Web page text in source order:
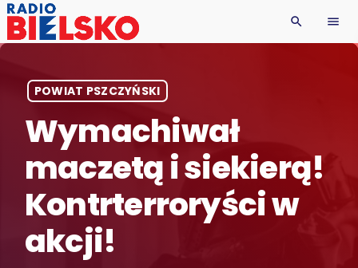
search menu
POWIAT PSZCZYŃSKI
Wymachiwał
maczetą i siekierą!
Kontrterroryści w
akcji!